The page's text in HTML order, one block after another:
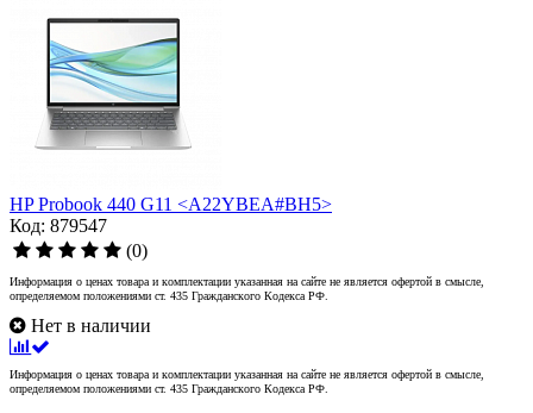
HP Probook 440 G11 <A22YBEA#BH5>
Код: 879547
(0)
Информация о ценах товара и комплектации указанная на сайте не является офертой в смысле,
определяемом положениями ст. 435 Гражданского Кодекса РФ.
Нет в наличии
Информация о ценах товара и комплектации указанная на сайте не является офертой в смысле,
определяемом положениями ст. 435 Гражданского Кодекса РФ.